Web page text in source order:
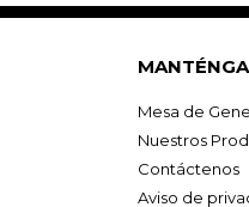
Mesa de
Nuestros
Contáctenos
Aviso de